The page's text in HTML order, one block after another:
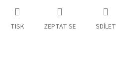
TISK ZEPTAT SE SDÍLET